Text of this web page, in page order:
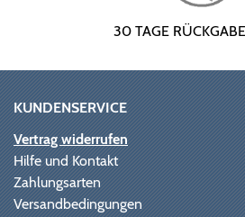
30 TAGE
KUNDENSERVICE
Vertrag widerrufen
Hilfe und Kontakt
Zahlungsarten
Versandbedingungen